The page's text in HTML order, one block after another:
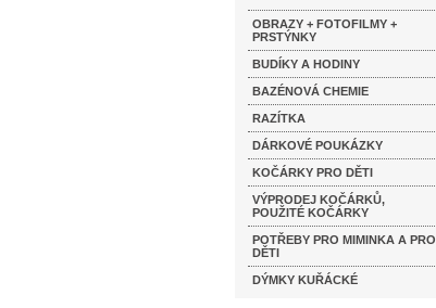
OBRAZY + FOTOFILMY +
PRSTÝNKY
BUDÍKY A HODINY
BAZÉNOVÁ CHEMIE
RAZÍTKA
DÁRKOVÉ POUKÁZKY
KOČÁRKY PRO DĚTI
VÝPRODEJ KOČÁRKŮ,
POUŽITÉ KOČÁRKY
POTŘEBY PRO MIMINKA A PRO
DĚTI
DÝMKY KUŘÁCKÉ